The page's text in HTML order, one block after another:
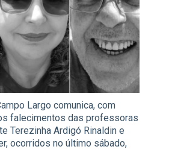
Largo comunica, com
falecimentos das professoras
Terezinha Ardigó Rinaldin e
ocorridos no último sábado,